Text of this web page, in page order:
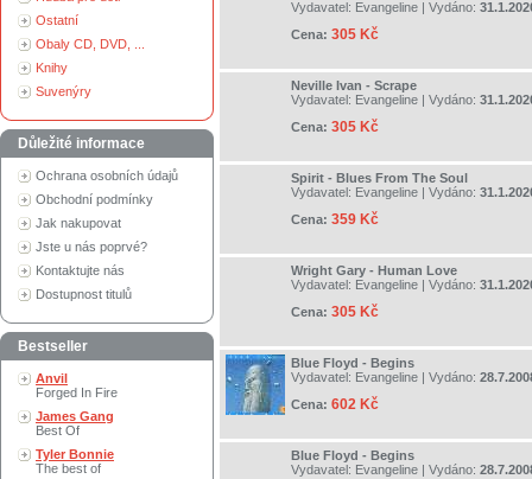
Ostatní
Obaly CD, DVD, ...
Knihy
Suvenýry
Důležité informace
Ochrana osobních údajů
Obchodní podmínky
Jak nakupovat
Jste u nás poprvé?
Kontaktujte nás
Dostupnost titulů
Bestseller
Anvil
Forged In Fire
James Gang
Best Of
Tyler Bonnie
The best of
Vydavatel: Evangeline | Vydáno:
Cena: 305 Kč
Neville Ivan - Scrape
Vydavatel: Evangeline | Vydáno:
Cena: 305 Kč
Spirit - Blues From The Soul
Vydavatel: Evangeline | Vydáno:
Cena: 359 Kč
Wright Gary - Human Love
Vydavatel: Evangeline | Vydáno:
Cena: 305 Kč
Blue Floyd - Begins
Vydavatel: Evangeline | Vydáno:
Cena: 602 Kč
Blue Floyd - Begins
Vydavatel: Evangeline | Vydáno: